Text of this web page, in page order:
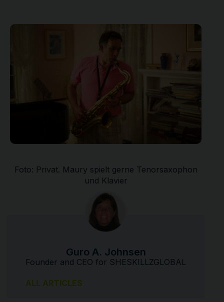
Foto: Privat. Maury spielt gerne Tenorsaxophon
und Klavier
Guro A. Johnsen
Founder and CEO for SHESKILLZGLOBAL
ALL ARTICLES